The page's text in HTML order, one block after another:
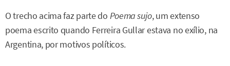
O trecho acima faz parte do Poema sujo, um extenso
poema escrito quando Ferreira Gullar estava no exílio, na
Argentina, por motivos políticos.